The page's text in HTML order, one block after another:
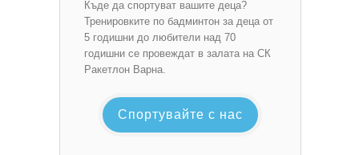
Къде да спортуват вашите деца?
Тренировките по бадминтон за деца от
5 годишни до любители над 70
годишни се провеждат в залата на СК
Ракетлон Варна.
Спортувайте с нас